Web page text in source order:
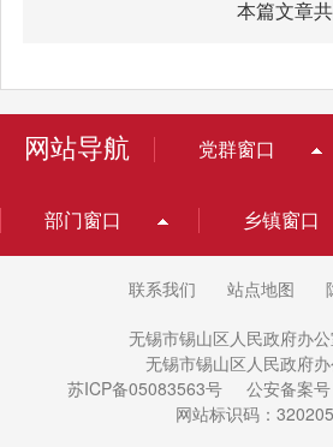
本篇文章
网站导航 党群窗口
部门窗口 乡镇窗口
联系我们 站点地图
无锡市锡山区人民政府办
无锡市锡山区人民政府
苏ICP备05083563号
公安备案
网站标识码：